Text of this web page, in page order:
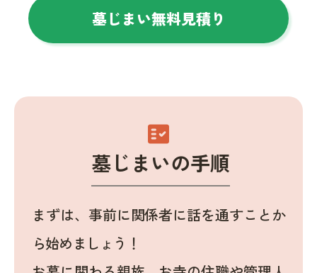
墓じまい無料見積り
fact_check
墓じまいの手順
まずは、事前に関係者に話を通すことか
ら始めましょう！